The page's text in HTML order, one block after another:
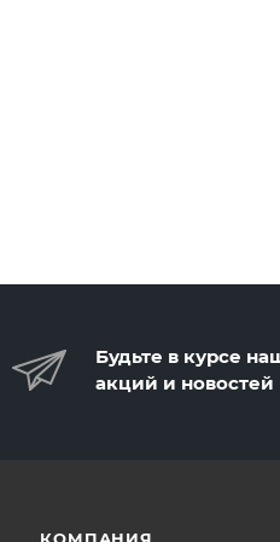
Будьте в курсе
акций и новостей